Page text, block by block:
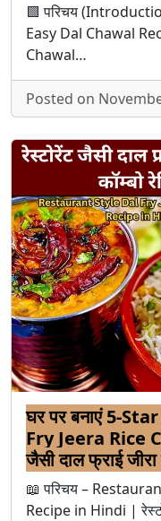
🟩 परिचय
Easy Dal Chawal
Chawal…
Posted on
घर पर बनाएं 5-
Fry Jeera Rice
जैसी दाल फ्राई जीरा
📖 परिचय –
Recipe in Hindi |